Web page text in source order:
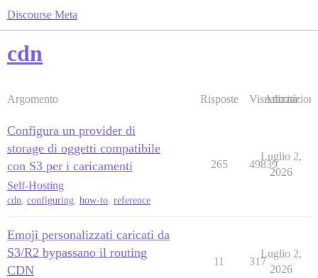
Discourse Meta
cdn
Argomento Risposte Visualizzazioni
Attività
Configura un provider di
storage di oggetti compatibile
con S3 per i caricamenti
Self-Hosting
cdn, configuring, how-to, reference
265 49839
Luglio 2,
2026
Emoji personalizzati caricati da
S3/R2 bypassano il routing
CDN
11 317
Luglio 2,
2026